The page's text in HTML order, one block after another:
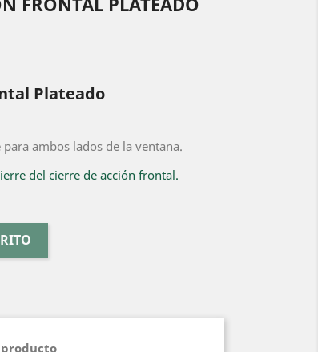
Plateado
ambos lados de la ventana.
del cierre de acción frontal.